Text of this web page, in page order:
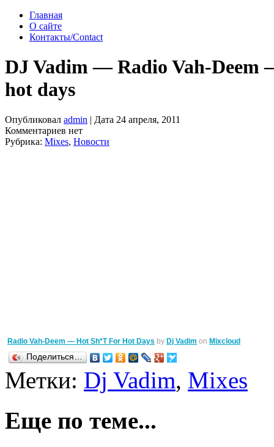
Главная
О сайте
Контакты/Contact
DJ Vadim — Radio Vah-
hot days
Опубликовал admin | Дата 24 апреля, 2011
Комментариев нет
Рубрика: Mixes, Новости
Radio Vah-Deem — Hot Sh*T For Hot Days by Dj Vadim on Mixcloud
Поделиться…
Метки: Dj Vadim, Mixes
Еще по теме...